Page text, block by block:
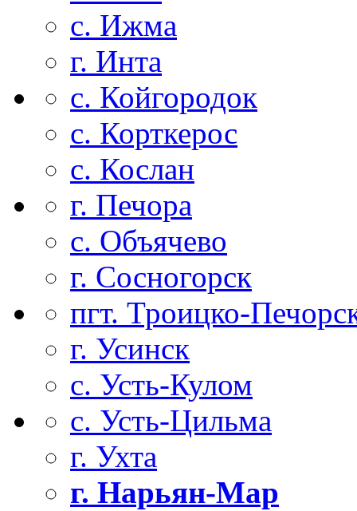
с. Ижма
г. Инта
с. Койгородок
с. Корткерос
с. Кослан
г. Печора
с. Объячево
г. Сосногорск
пгт. Троицко-
г. Усинск
с. Усть-Кулом
с. Усть-Цильма
г. Ухта
г. Нарьян-Мар